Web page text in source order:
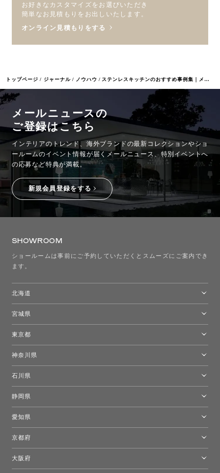
トップページ ジャーナル ノウハウ ステンレスキッチンのおすすめ事例集｜メリット・デメリットまとめ
お好きなカスタマイズをお選びいただき
簡単なお見積もりをお出しいたします。
オンライン見積もりをする
メールニュースの
ご登録はこちら
インテリアのトレンド、海外ブランドの最新コレクションやショ
ールームのイベント情報が 届くメールニュース、特別イベントへ
の応募など特典が満載。
新規会員登録をする
SHOWROOM
ショールームは事前にご予約していただくとスムーズにご案内でき
ます。
北海道
宮城県
東京都
モーイ東京
キーブー東京
FLOS｜フロスデザインスペース青山
神奈川県
石川県
静岡県
愛知県
京都府
大阪府